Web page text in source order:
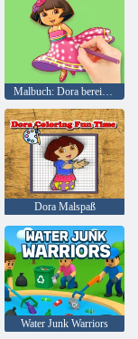
Malbuch: Dora bereitet Party vor
Dora Malspaß
Water Junk Warriors